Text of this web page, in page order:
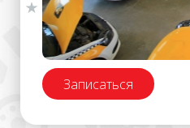
Записаться